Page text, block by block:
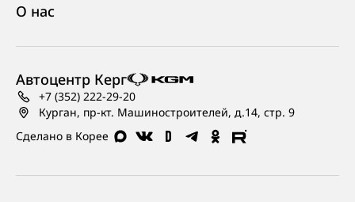
Сделано в Корее
Автоцентр Керг
+7 (352) 222-29-20
Курган, пр-кт. Машиностроителей, д.14, стр. 9
О нас